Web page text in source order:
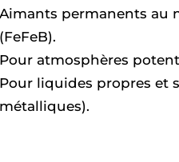
Aimants permanents au
(FeFeB).
Pour atmosphères
Pour liquides propres et
métalliques).